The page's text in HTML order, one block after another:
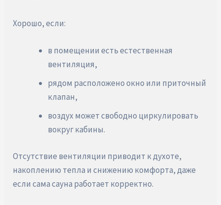
Хорошо, если:
в помещении есть естественная
вентиляция,
рядом расположено окно или приточный
клапан,
воздух может свободно циркулировать
вокруг кабины.
Отсутствие вентиляции приводит к духоте,
накоплению тепла и снижению комфорта, даже
если сама сауна работает корректно.